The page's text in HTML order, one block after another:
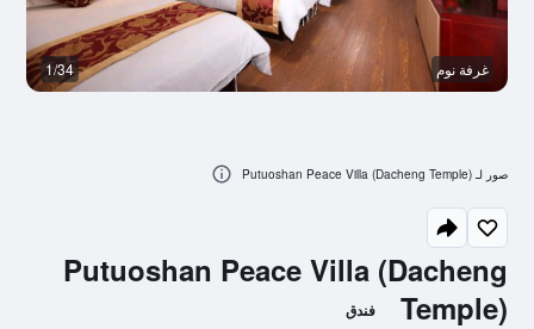
Putuoshan Peace Villa (Dacheng
Temple)
فندق
غرفة نوم 1/34
صور لـ Putuoshan Peace Villa (Dacheng Temple)